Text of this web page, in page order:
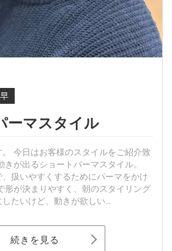
ーマスタイル
今日はお客様のスタイルをご紹介致
が出るショートパーマスタイル。
扱いやすくするためにパーマをかけ
形が決まりやすく、朝のスタイリング
たいけど、動きが欲しい...
続きを見る